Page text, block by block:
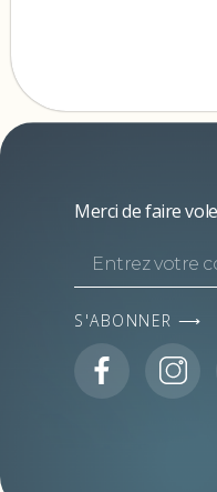
Merci de faire
S'ABONNER ⟶